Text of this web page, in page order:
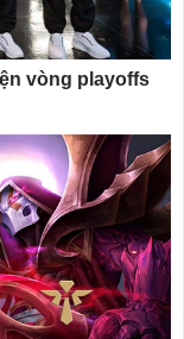
vòng playoffs